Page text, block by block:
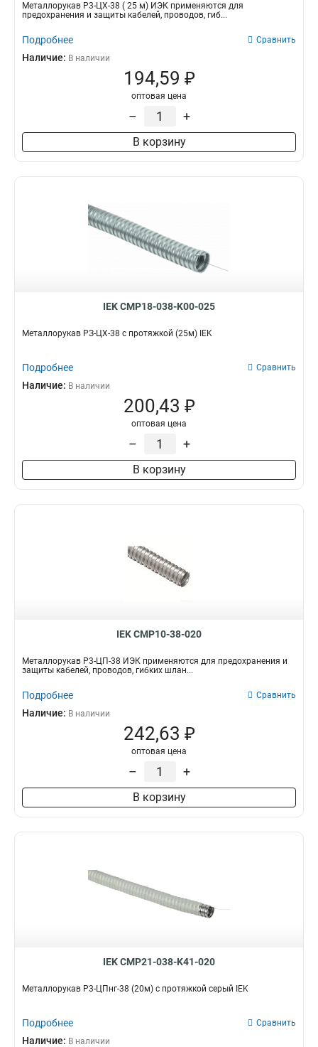
50 6
Металлорукав Р3-ЦХ-38 ( 25 м) ИЭК применяются для
предохранения и защиты кабелей, проводов, гиб...
Подробнее Сравнить
Наличие: В наличии
194,59 ₽
оптовая цена
– +
В корзину
IEK CMP18-038-K00-025
Металлорукав РЗ-ЦХ-38 с протяжкой (25м) IEK
Подробнее Сравнить
Наличие: В наличии
200,43 ₽
оптовая цена
– +
В корзину
IEK CMP10-38-020
Металлорукав Р3-ЦП-38 ИЭК применяются для предохранения и
защиты кабелей, проводов, гибких шлан...
Подробнее Сравнить
Наличие: В наличии
242,63 ₽
оптовая цена
– +
В корзину
IEK CMP21-038-K41-020
Металлорукав Р3-ЦПнг-38 (20м) с протяжкой серый IEK
Подробнее Сравнить
Наличие: В наличии